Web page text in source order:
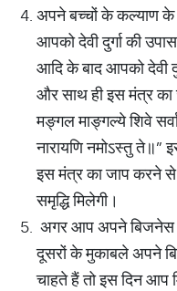
अपने बच्चों के कल्याण के
आपको देवी दुर्गा की
आदि के बाद आपको देवी
और साथ ही इस मंत्र का
मङ्गल माङ्गल्ये शिवे
नारायणि नमोऽस्तु ते॥”
इस मंत्र का जाप करने
समृद्धि मिलेगी।
अगर आप अपने बिजनेस
दूसरों के मुकाबले अपने
चाहते हैं तो इस दिन आप